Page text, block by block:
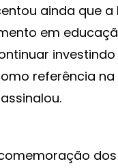
ainda que
em
referência